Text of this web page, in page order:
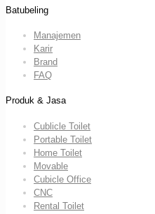
Batubeling
Manajemen
Karir
Brand
FAQ
Produk & Jasa
Cublicle Toilet
Portable Toilet
Home Toilet
Movable
Cubicle Office
CNC
Rental Toilet